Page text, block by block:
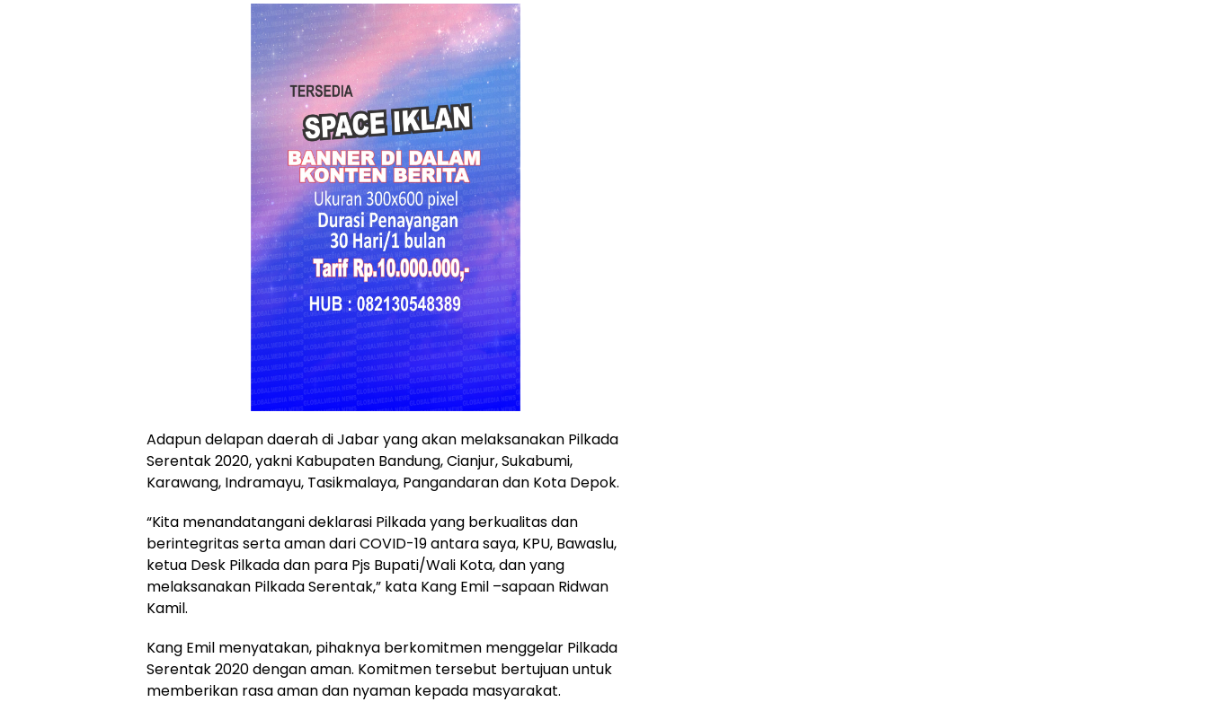
Adapun delapan daerah di Jabar yang akan melaksanakan Pilkada
Serentak 2020, yakni Kabupaten Bandung, Cianjur, Sukabumi,
Karawang, Indramayu, Tasikmalaya, Pangandaran dan Kota Depok.
“Kita menandatangani deklarasi Pilkada yang berkualitas dan
berintegritas serta aman dari COVID-19 antara saya, KPU, Bawaslu,
ketua Desk Pilkada dan para Pjs Bupati/Wali Kota, dan yang
melaksanakan Pilkada Serentak,” kata Kang Emil –sapaan Ridwan
Kamil.
Kang Emil menyatakan, pihaknya berkomitmen menggelar Pilkada
Serentak 2020 dengan aman. Komitmen tersebut bertujuan untuk
memberikan rasa aman dan nyaman kepada masyarakat.